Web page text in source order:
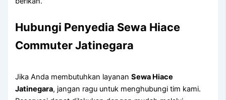
Hubungi Penyedia Sewa Hiace
Commuter Jatinegara
Jika Anda membutuhkan layananSewa Hiace
Jatinegara, jangan ragu untuk menghubungi tim kami.